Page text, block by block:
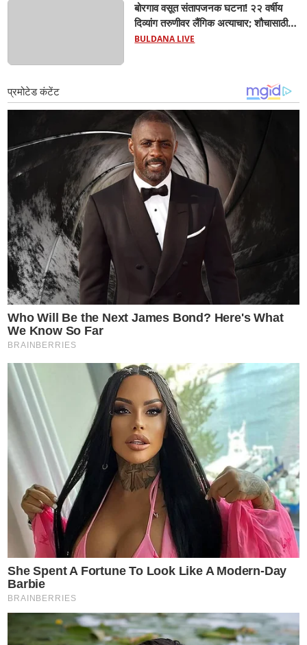
बोरगाव वसूत संतापजनक घटना! २२ वर्षीय
दिव्यांग तरुणीवर लैंगिक अत्याचार; शौचासाठी
गेलेल्या तरुणीचा पाठलाग करून अत्याचाराचा
BULDANA LIVE